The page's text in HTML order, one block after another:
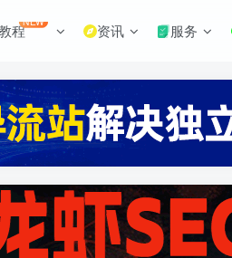
程NEW 资讯 服务